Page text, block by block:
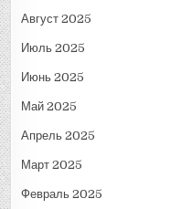
Август 2025
Июль 2025
Июнь 2025
Май 2025
Апрель 2025
Март 2025
Февраль 2025